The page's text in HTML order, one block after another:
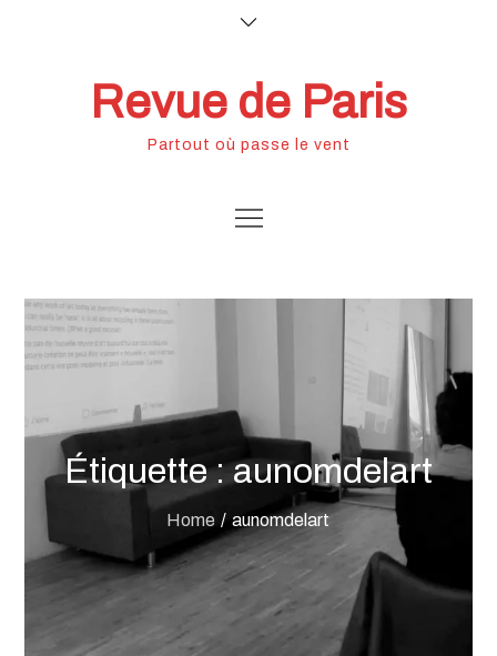
Revue de Paris
Partout où passe le vent
Étiquette :aunomdelart
Home aunomdelart